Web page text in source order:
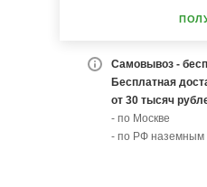
Самовывоз -
Бесплатная
от 30 тысяч
- по Москве
- по РФ наземным